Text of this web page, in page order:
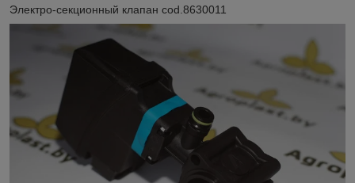
Электро-секционный клапан cod.8630011